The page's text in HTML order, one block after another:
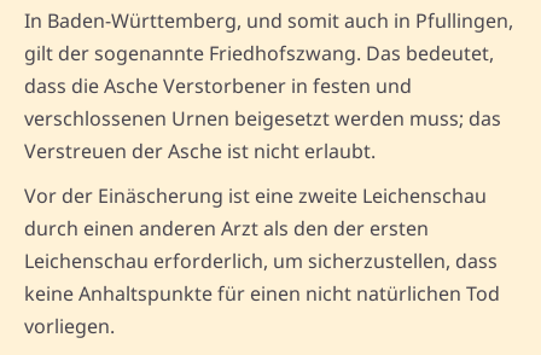
In Baden-Württemberg, und somit auch in Pfullingen,
gilt der sogenannte Friedhofszwang. Das bedeutet,
dass die Asche Verstorbener in festen und
verschlossenen Urnen beigesetzt werden muss; das
Verstreuen der Asche ist nicht erlaubt.
Vor der Einäscherung ist eine zweite Leichenschau
durch einen anderen Arzt als den der ersten
Leichenschau erforderlich, um sicherzustellen, dass
keine Anhaltspunkte für einen nicht natürlichen Tod
vorliegen.